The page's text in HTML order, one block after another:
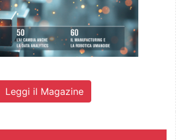
Leggi il Magazine